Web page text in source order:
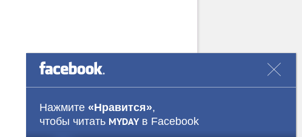
Нажмите «Нравится»,
чтобы читать MYDAYв Facebook